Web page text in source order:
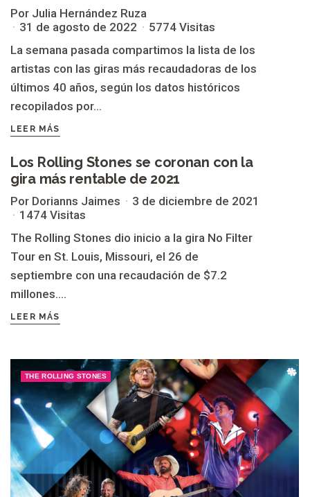
Por Julia Hernández Ruza
31 de agosto de 2022
5774 Visitas
La semana pasada compartimos la lista de los
artistas con las giras más recaudadoras de los
últimos 40 años, según los datos históricos
recopilados por...
LEER MÁS
Los Rolling Stones se coronan con la
gira más rentable de 2021
Por Dorianns Jaimes
3 de diciembre de 2021
1474 Visitas
The Rolling Stones dio inicio a la gira No Filter
Tour en St. Louis, Missouri, el 26 de
septiembre con una recaudación de $7.2
millones....
LEER MÁS
THE ROLLING STONES